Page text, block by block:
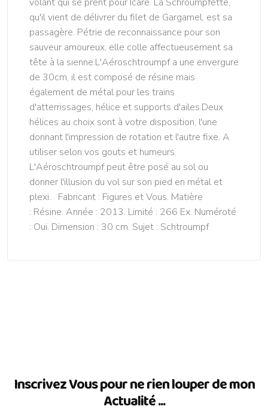
qu'il vient de délivrer du filet de Gargamel, est sa
passagère. Pétrie de reconnaissance pour son
sauveur amoureux, elle colle affectueusement sa
tête à la sienne.L'Aéroschtroumpf a une envergure
de 30cm, il est composé de résine mais
également de métal pour les trains
d'atterrissages, hélice et supports d'ailes.Deux
hélices au choix sont à votre disposition, l'une
donnant l'impression de rotation et l'autre fixe. A
utiliser selon vos gouts et humeurs.
L'Aéroschtroumpf peut être posé au sol ou
donner l'illusion du vol sur son pied en métal et
plexi. Fabricant : Figures et Vous. Matière
: Résine. Année : 2013. Limité : 266 Ex. Numéroté
: Oui. Dimension : 30 cm. Sujet : Schtroumpf
Inscrivez Vous pour ne rien louper de mon
Actualité ...